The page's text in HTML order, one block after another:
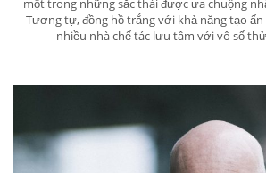
một trong những sắc thái được ưa chuộng
Tương tự, đồng hồ trắng với khả năng tạo
nhiều nhà chế tác lưu tâm với vô số